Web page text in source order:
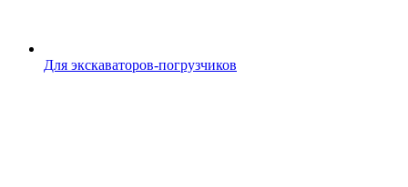
Для экскаваторов-погрузчиков